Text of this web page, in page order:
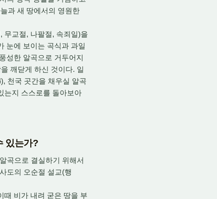
과 새 땅에서의 영원한
무교절, 나팔절, 속죄일)을
눈에 보이는 곡식과 과일
성한 알곡으로 거두어지
깨닫게 하신 것이다. 일
천국 곳간을 채우실 알곡
는지 스스로를 돌아보아
있는가?
곡으로 결실하기 위해서
도의 오순절 설교(행
때 비가 내려 굳은 땅을 부